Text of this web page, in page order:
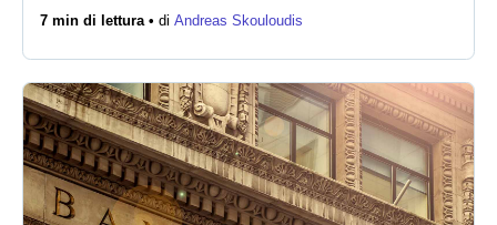
7 min di lettura • di Andreas Skouloudis